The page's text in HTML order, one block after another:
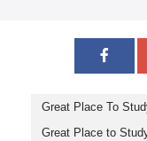
Great Place To
Great Place to